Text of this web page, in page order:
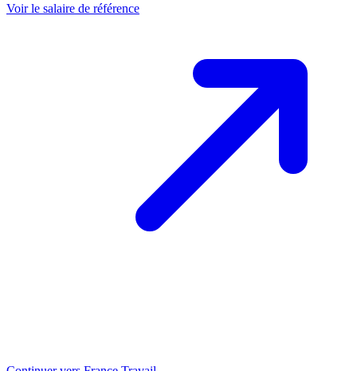
Voir le salaire de référence